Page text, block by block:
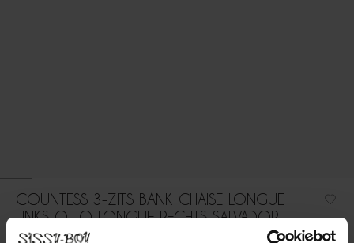
COUNTESS 3-ZITS BANK CHAISE LONGUE
LINKS OTTO LONGUE RECHTS SALVADOR
DARK GREEN